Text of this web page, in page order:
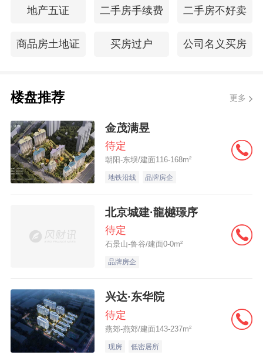
地产五证 二手房手续费 二手房不好卖
商品房土地证 买房过户 公司名义买房
楼盘推荐 更多
金茂满昱
待定
朝阳-东坝/建面116-168m²
地铁沿线 品牌房企
北京城建·龍樾璟序
待定
石景山-鲁谷/建面0-0m²
品牌房企
兴达·东华院
待定
燕郊-燕郊/建面143-237m²
现房 低密居所